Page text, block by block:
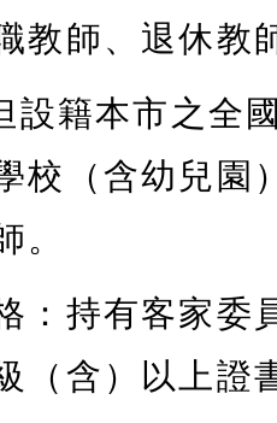
教師、退休教
設籍本市之全
校（含幼兒園
。
：持有客家委
（含）以上證